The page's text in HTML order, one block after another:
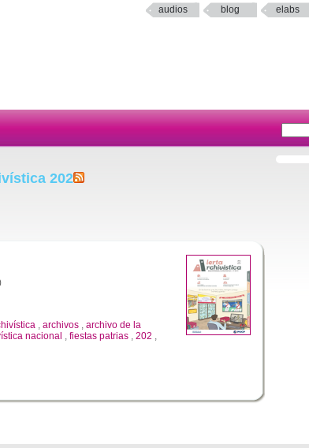
audios blog elabs
202
, archivos , archivo de la
nacional , fiestas patrias , 202 ,